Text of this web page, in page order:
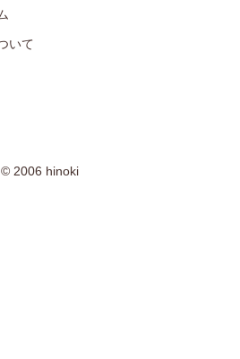
いて
© 2006 hinoki